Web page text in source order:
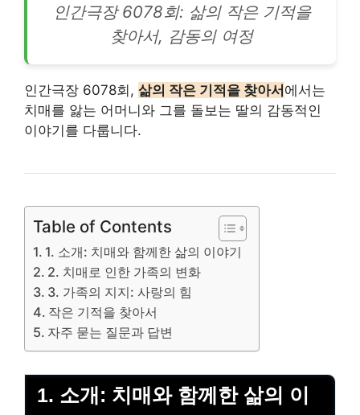
인간극장 6078회: 삶의 작은 기적을
찾아서, 감동의 여정
인간극장 6078회, 삶의 작은 기적을 찾아서에서는
치매를 앓는 어머니와 그를 돌보는 딸의 감동적인
이야기를 다룹니다.
Table of Contents
1. 소개: 치매와 함께한 삶의 이야기
2. 치매로 인한 가족의 변화
3. 가족의 지지: 사랑의 힘
작은 기적을 찾아서
자주 묻는 질문과 답변
1. 소개: 치매와 함께한 삶의 이